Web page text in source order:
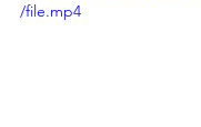
/file.mp4